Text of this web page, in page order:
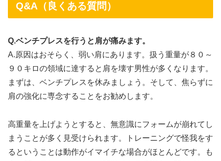
Q&A（良くある質問）
Q.ベンチプレスを行うと肩が痛みます。
A.原因はおそらく、弱い肩にあります。扱う重量が８０～
９０キロの領域に達すると肩を壊す男性が多くなります。
まずは、ベンチプレスを休みましょう。そして、焦らずに
肩の強化に専念することをお勧めします。
高重量を上げようとすると、無意識にフォームが崩れてし
まうことが多く見受けられます。トレーニングで怪我をす
るということは動作がイマイチな場合がほとんどです。も